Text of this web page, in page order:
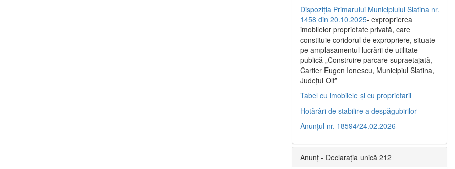
Dispoziția Primarului Municipiului Slatina nr.
1458 din 20.10.2025- exproprierea
imobilelor proprietate privată, care
constituie coridorul de expropriere, situate
pe amplasamentul lucrării de utilitate
publică „Construire parcare supraetajată,
Cartier Eugen Ionescu, Municipiul Slatina,
Județul Olt”
Tabel cu imobilele și cu proprietarii
Hotărâri de stabilire a despăgubirilor
Anunțul nr. 18594/24.02.2026
Anunț - Declarația unică 212